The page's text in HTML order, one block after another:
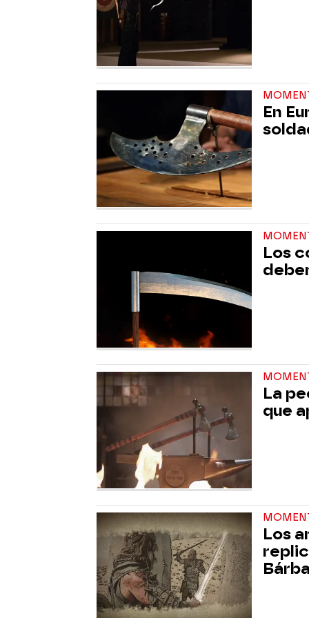
En
Los
La
que
Los